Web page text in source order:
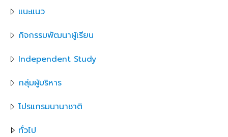
แนะแนว
กิจกรรมพัฒนาผู้เรียน
Independent Study
กลุ่มผู้บริหาร
โปรแกรมนานาชาติ
ทั่วไป